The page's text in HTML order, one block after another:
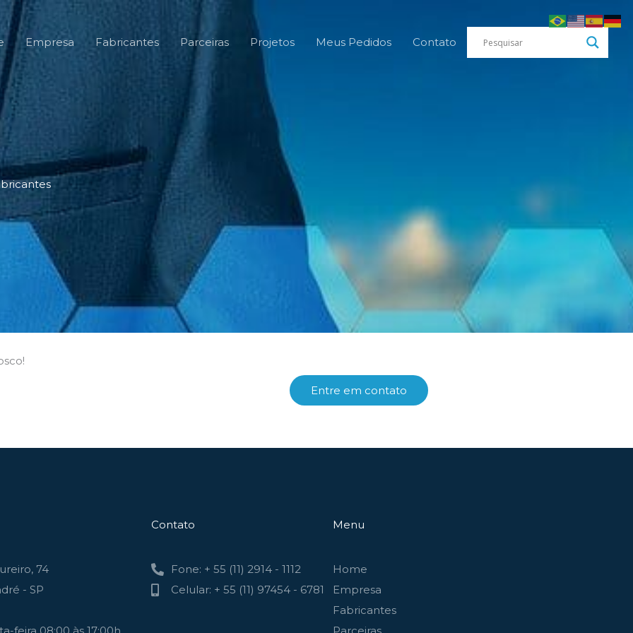
Empresa Fabricantes Parceiras Projetos Meus Pedidos Contato
Entre em contato
74
- SP
Contato
Fone: + 55 (11) 2914 - 1112
Celular: + 55 (11) 97454 - 6781
Menu
Home
Empresa
Fabricantes